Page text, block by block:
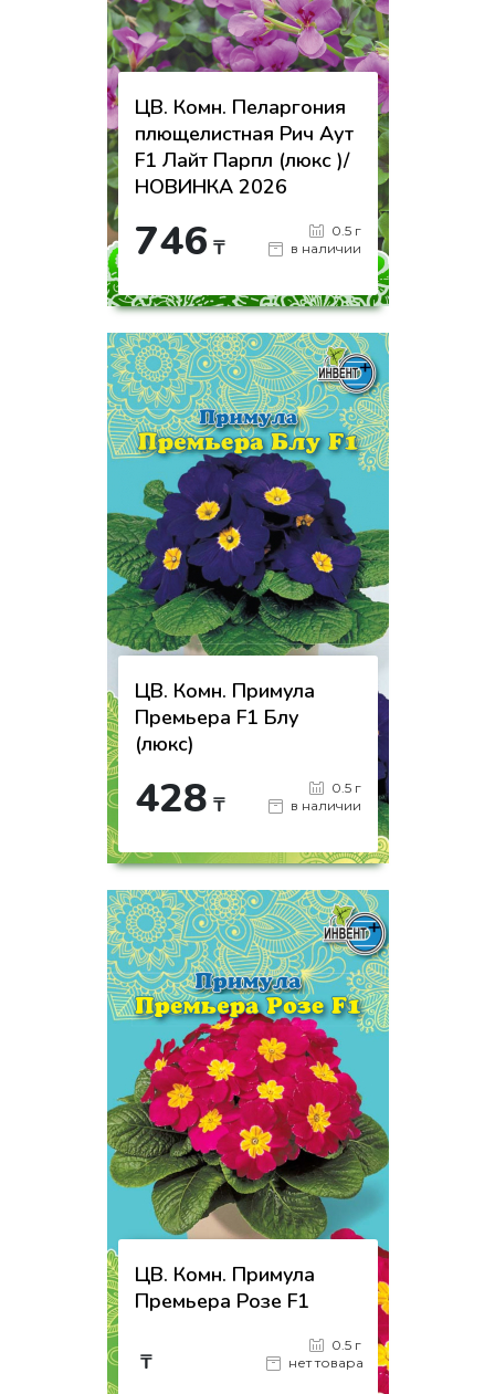
ЦВ. Комн. Пеларгония
плющелистная Рич Аут
F1 Лайт Парпл (люкс )/
НОВИНКА 2026
746 ₸
0.5 г
в наличии
- + КУПИТЬ
на страницу товара
ЦВ. Комн. Примула
Премьера F1 Блу
(люкс)
428 ₸
0.5 г
в наличии
- + КУПИТЬ
на страницу товара
ЦВ. Комн. Примула
Премьера Розе F1
₸
0.5 г
нет товара